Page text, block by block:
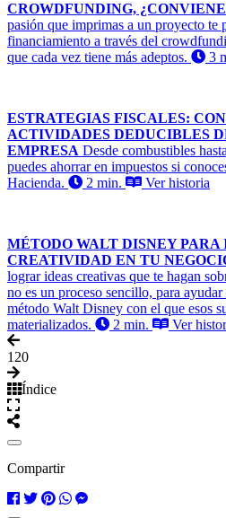
CROWDFUNDING,
pasión que imprimas a un proyecto te
financiamiento a través del
que cada vez tiene más adeptos.
3
ESTRATEGIAS FISCALES:
ACTIVIDADES DEDUCIBLES
EMPRESA Desde combustibles
puedes ahorrar en impuestos si
Hacienda.
2 min. Ver historia
MÉTODO WALT DISNEY
CREATIVIDAD EN TU
lograr ideas creativas que te hagan
no es un proceso sencillo, para
método Walt Disney con el que esos
materializados.
2 min. Ver
120
Índice
Compartir